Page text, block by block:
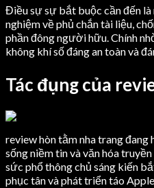
Điều sự sự bắt buộc cần đến là
nghiệm về phủ chắn tài liệu,
phần đông người hữu. Chính
không khí số đáng an toàn và
Tác đụng của
review hòn tằm nha trang
sống niềm tin và văn hóa
sức phổ thông chủ sáng kiến
phục tân và phát triển táo